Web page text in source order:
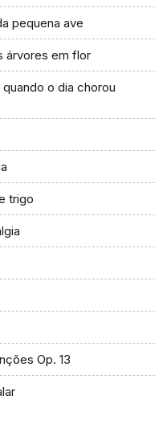
pequena ave
árvores em flor
o dia chorou
trigo
Op. 13